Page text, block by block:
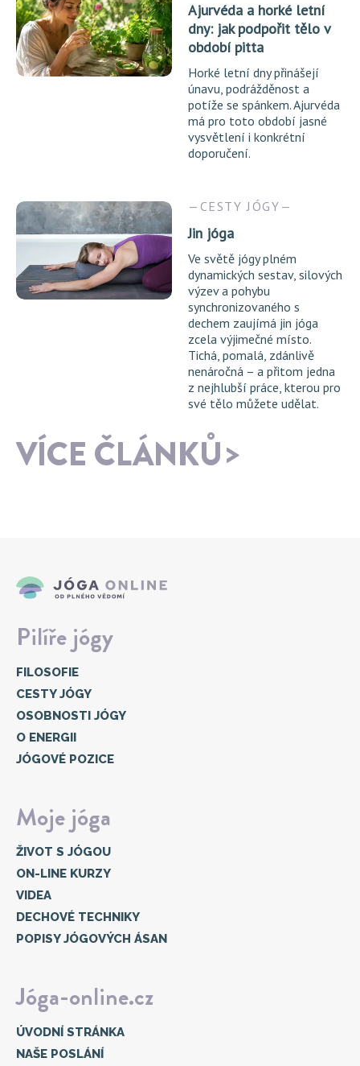
Ajurvéda a horké letní
dny: jak podpořit tělo v
období pitta
Horké letní dny přinášejí
únavu, podrážděnost a
potíže se spánkem. Ajurvéda
má pro toto období jasné
vysvětlení i konkrétní
doporučení.
CESTY JÓGY
Jin jóga
Ve světě jógy plném
dynamických sestav, silových
výzev a pohybu
synchronizovaného s
dechem zaujímá jin jóga
zcela výjimečné místo.
Tichá, pomalá, zdánlivě
nenáročná – a přitom jedna
z nejhlubší práce, kterou pro
své tělo můžete udělat.
VÍCE ČLÁNKŮ
Pilíře jógy
FILOSOFIE
CESTY JÓGY
OSOBNOSTI JÓGY
O ENERGII
JÓGOVÉ POZICE
Moje jóga
ŽIVOT S JÓGOU
ON-LINE KURZY
VIDEA
DECHOVÉ TECHNIKY
POPISY JÓGOVÝCH ÁSAN
Jóga-online.cz
ÚVODNÍ STRÁNKA
NAŠE POSLÁNÍ